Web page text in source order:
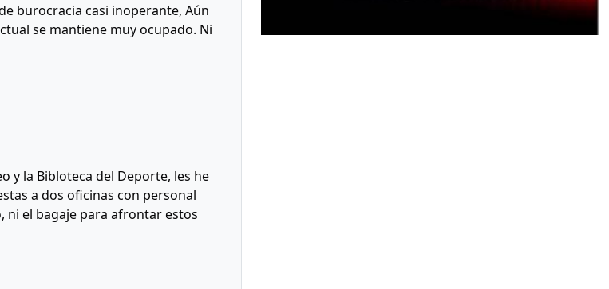
burocracia casi inoperante, Aún
se mantiene muy ocupado. Ni
y la Bibloteca del Deporte, les he
a dos oficinas con personal
ni el bagaje para afrontar estos